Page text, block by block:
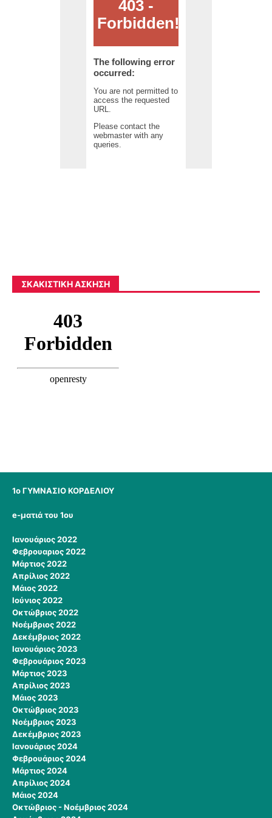
ΣΚΑΚΙΣΤΙΚΉ ΆΣΚΗΣΗ
1ο ΓΥΜΝΑΣΙΟ ΚΟΡΔΕΛΙΟΥ
e-ματιά του 1ου
Ιανουάριος 2022
Φεβρουαριος 2022
Μάρτιος 2022
Απρίλιος 2022
Μάιος 2022
Ιούνιος 2022
Οκτώβριος 2022
Νοέμβριος 2022
Δεκέμβριος 2022
Ιανουάριος 2023
Φεβρουάριος 2023
Μάρτιος 2023
Απρίλιος 2023
Μάιος 2023
Οκτώβριος 2023
Νοέμβριος 2023
Δεκέμβριος 2023
Ιανουάριος 2024
Φεβρουάριος 2024
Μάρτιος 2024
Απρίλιος 2024
Μάιος 2024
Οκτώβριος - Νοέμβριος 2024